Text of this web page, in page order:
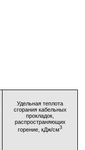
Удельная теплота
сгорания кабельных
прокладок,
распространяющих
горение, кДж/см3